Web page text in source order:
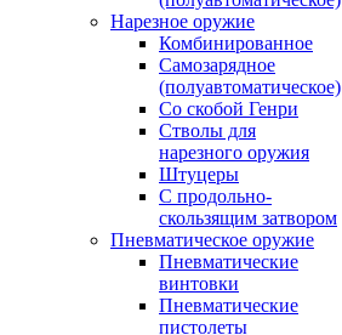
Нарезное оружие
Комбинированное
Самозарядное
(полуавтоматическое)
Со скобой Генри
Стволы для
нарезного оружия
Штуцеры
С продольно-
скользящим затвором
Пневматическое оружие
Пневматические
винтовки
Пневматические
пистолеты